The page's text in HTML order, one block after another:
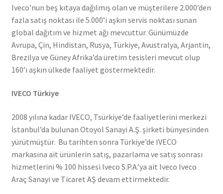
Iveco’nun beş kıtaya dağılmış olan ve müşterilere 2.000’den
fazla satış noktası ile 5.000’i aşkın servis noktası sunan
global dağıtım ve hizmet ağı mevcuttur. Günümüzde
Avrupa, Çin, Hindistan, Rusya, Türkiye, Avustralya, Arjantin,
Brezilya ve Güney Afrika’da üretim tesisleri mevcut olup
160’ı aşkın ülkede faaliyet göstermektedir.
IVECO Türkiye
2008 yılına kadar IVECO, Tsürkiye’de faaliyetlerini merkezi
İstanbul’da bulunan Otoyol Sanayi A.Ş. şirketi bünyesinden
yürütmüştür. Bu tarihten sonra Türkiye’de IVECO
markasına ait ürünlerin satış, pazarlama ve satış sonrası
hizmetlerini % 100 hissesi Iveco S.P.A.’ya ait Iveco Iveco
Araç Sanayi ve Ticaret AŞ devam ettirmektedir.